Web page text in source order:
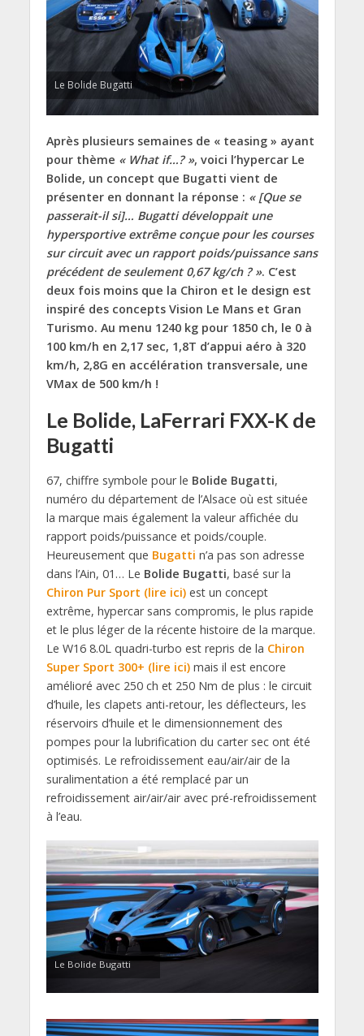
Le Bolide Bugatti
Après plusieurs semaines de « teasing » ayant
pour thème « What if…? », voici l’hypercar Le
Bolide, un concept que Bugatti vient de
présenter en donnant la réponse : « [Que se
passerait-il si]… Bugatti développait une
hypersportive extrême conçue pour les courses
sur circuit avec un rapport poids/puissance sans
précédent de seulement 0,67 kg/ch ? ». C’est
deux fois moins que la Chiron et le design est
inspiré des concepts Vision Le Mans et Gran
Turismo. Au menu 1240 kg pour 1850 ch, le 0 à
100 km/h en 2,17 sec, 1,8T d’appui aéro à 320
km/h, 2,8G en accélération transversale, une
VMax de 500 km/h !
Le Bolide, LaFerrari FXX-K de
Bugatti
67, chiffre symbole pour le Bolide Bugatti,
numéro du département de l’Alsace où est située
la marque mais également la valeur affichée du
rapport poids/puissance et poids/couple.
Heureusement que Bugatti n’a pas son adresse
dans l’Ain, 01… Le Bolide Bugatti, basé sur la
Chiron Pur Sport (lire ici)est un concept
extrême, hypercar sans compromis, le plus rapide
et le plus léger de la récente histoire de la marque.
Le W16 8.0L quadri-turbo est repris de la Chiron
Super Sport 300+ (lire ici)mais il est encore
amélioré avec 250 ch et 250 Nm de plus : le circuit
d’huile, les clapets anti-retour, les déflecteurs, les
réservoirs d’huile et le dimensionnement des
pompes pour la lubrification du carter sec ont été
optimisés. Le refroidissement eau/air/air de la
suralimentation a été remplacé par un
refroidissement air/air/air avec pré-refroidissement
à l’eau.
Le Bolide Bugatti